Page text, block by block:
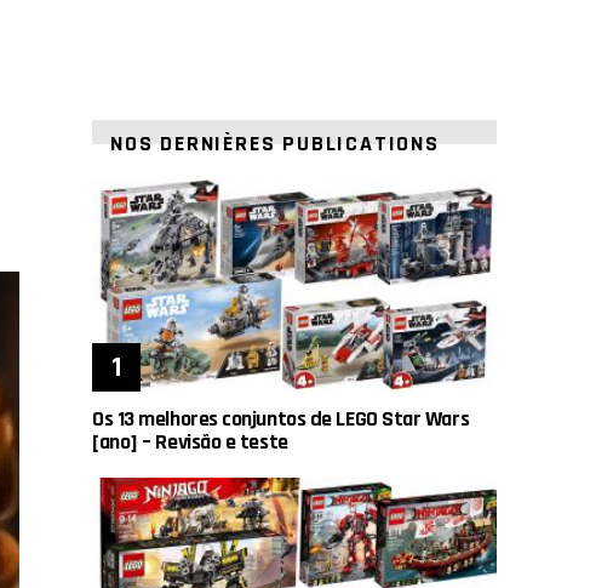
NOS DERNIÈRES PUBLICATIONS
Os 13 melhores conjuntos de LEGO Star Wars
[ano] – Revisão e teste